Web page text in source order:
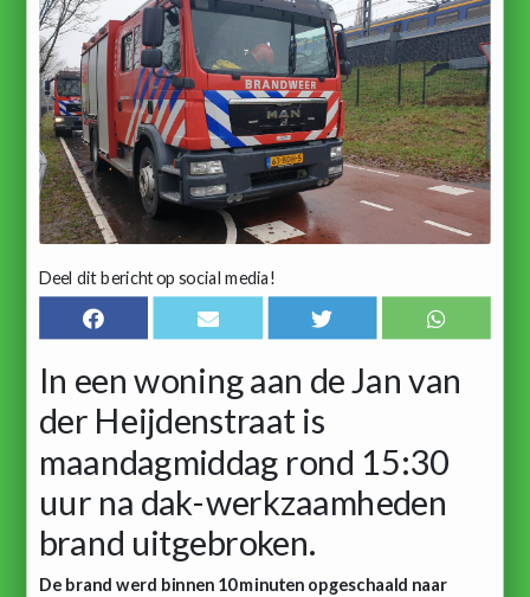
Deel dit bericht op social media!
In een woning aan de Jan van
der Heijdenstraat is
maandagmiddag rond 15:30
uur na dak-werkzaamheden
brand uitgebroken.
De brand werd binnen 10 minuten opgeschaald naar